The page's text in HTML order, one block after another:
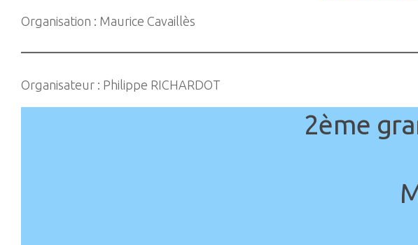
Organisation : Maurice Cavaillès
Organisateur : Philippe RICHARDOT
2ème